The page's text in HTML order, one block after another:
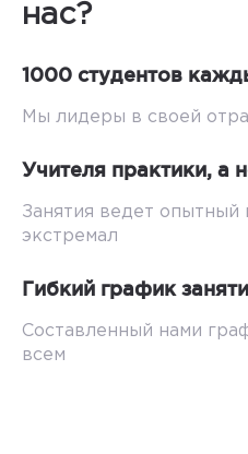
нас?
1000 студентов
Мы лидеры в своей
Учителя практики, а
Занятия ведет опытный
экстремал
Гибкий график
Составленный нами
всем